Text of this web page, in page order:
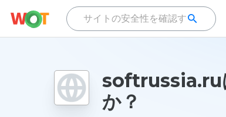
softrussia.ru
か？